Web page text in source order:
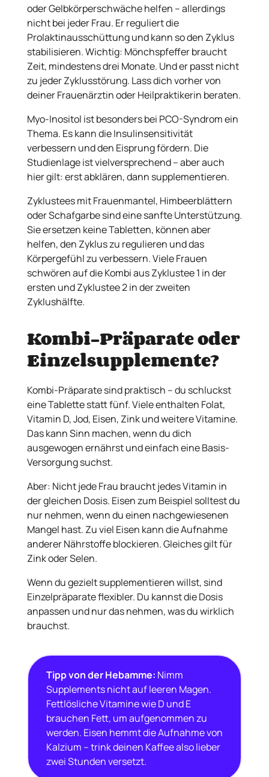
oder Gelbkörperschwäche helfen – allerdings
nicht bei jeder Frau. Er reguliert die
Prolaktinausschüttung und kann so den Zyklus
stabilisieren. Wichtig: Mönchspfeffer braucht
Zeit, mindestens drei Monate. Und er passt nicht
zu jeder Zyklusstörung. Lass dich vorher von
deiner Frauenärztin oder Heilpraktikerin beraten.
Myo-Inositol ist besonders bei PCO-Syndrom ein
Thema. Es kann die Insulinsensitivität
verbessern und den Eisprung fördern. Die
Studienlage ist vielversprechend – aber auch
hier gilt: erst abklären, dann supplementieren.
Zyklustees mit Frauenmantel, Himbeerblättern
oder Schafgarbe sind eine sanfte Unterstützung.
Sie ersetzen keine Tabletten, können aber
helfen, den Zyklus zu regulieren und das
Körpergefühl zu verbessern. Viele Frauen
schwören auf die Kombi aus Zyklustee 1 in der
ersten und Zyklustee 2 in der zweiten
Zyklushälfte.
Kombi-Präparate oder
Einzelsupplemente?
Kombi-Präparate sind praktisch – du schluckst
eine Tablette statt fünf. Viele enthalten Folat,
Vitamin D, Jod, Eisen, Zink und weitere Vitamine.
Das kann Sinn machen, wenn du dich
ausgewogen ernährst und einfach eine Basis-
Versorgung suchst.
Aber: Nicht jede Frau braucht jedes Vitamin in
der gleichen Dosis. Eisen zum Beispiel solltest du
nur nehmen, wenn du einen nachgewiesenen
Mangel hast. Zu viel Eisen kann die Aufnahme
anderer Nährstoffe blockieren. Gleiches gilt für
Zink oder Selen.
Wenn du gezielt supplementieren willst, sind
Einzelpräparate flexibler. Du kannst die Dosis
anpassen und nur das nehmen, was du wirklich
brauchst.
Tipp von der Hebamme: Nimm
Supplements nicht auf leeren Magen.
Fettlösliche Vitamine wie D und E
brauchen Fett, um aufgenommen zu
werden. Eisen hemmt die Aufnahme von
Kalzium – trink deinen Kaffee also lieber
zwei Stunden versetzt.